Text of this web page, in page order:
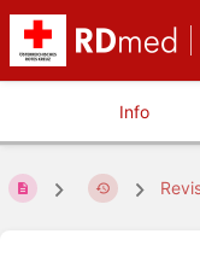
Info